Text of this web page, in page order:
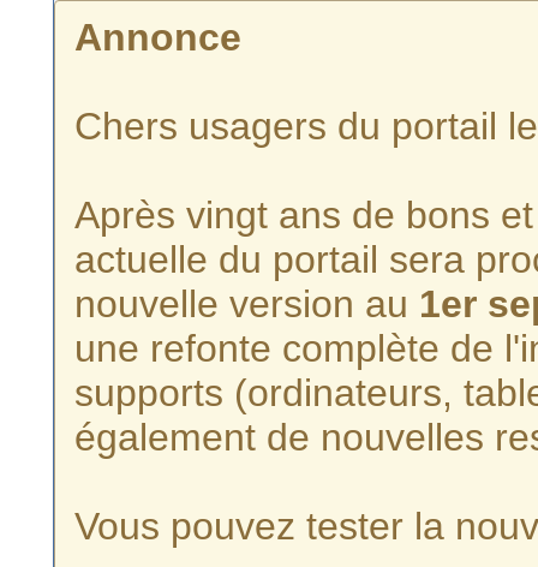
Annonce
Chers usagers du portail
Après vingt ans de bons
actuelle du portail sera
nouvelle version au 1er
une refonte complète de
supports (ordinateurs,
également de nouvelles
Vous pouvez tester la